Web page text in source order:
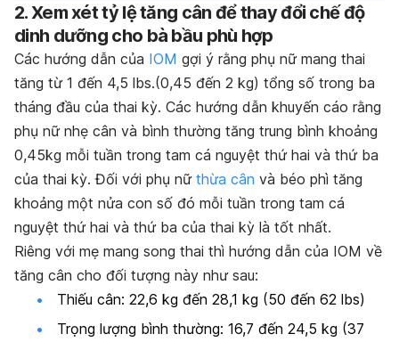
2. Xem xét tỷ lệ tăng cân để thay đổi chế độ
dinh dưỡng cho bà bầu phù hợp
Các hướng dẫn của IOM gợi ý rằng phụ nữ mang thai
tăng từ 1 đến 4,5 lbs.(0,45 đến 2 kg) tổng số trong ba
tháng đầu của thai kỳ. Các hướng dẫn khuyến cáo rằng
phụ nữ nhẹ cân và bình thường tăng trung bình khoảng
0,45kg mỗi tuần trong tam cá nguyệt thứ hai và thứ ba
của thai kỳ. Đối với phụ nữ thừa cân và béo phì tăng
khoảng một nửa con số đó mỗi tuần trong tam cá
nguyệt thứ hai và thứ ba của thai kỳ là tốt nhất.
Riêng với mẹ mang song thai thì hướng dẫn của IOM về
tăng cân cho đối tượng này như sau:
Thiếu cân: 22,6 kg đến 28,1 kg (50 đến 62 lbs)
Trọng lượng bình thường: 16,7 đến 24,5 kg (37